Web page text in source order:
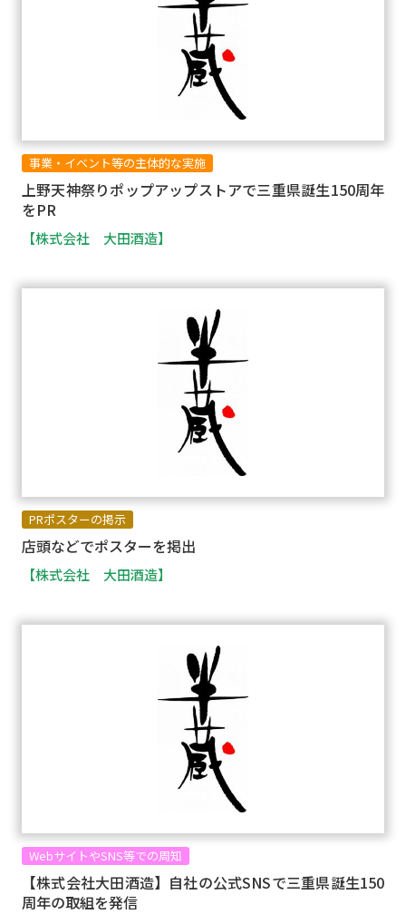
事業・イベント等の主体的な実施
上野天神祭りポップアップストアで三重県誕生150周年
をPR
【株式会社 大田酒造】
PRポスターの掲示
店頭などでポスターを掲出
【株式会社 大田酒造】
WebサイトやSNS等での周知
【株式会社大田酒造】自社の公式SNSで三重県誕生150
周年の取組を発信